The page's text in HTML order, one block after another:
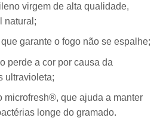
virgem de alta qualidade,
natural;
garante o fogo não se espalhe;
perde a cor por causa da
ultravioleta;
microfresh®, que ajuda a manter
longe do gramado.